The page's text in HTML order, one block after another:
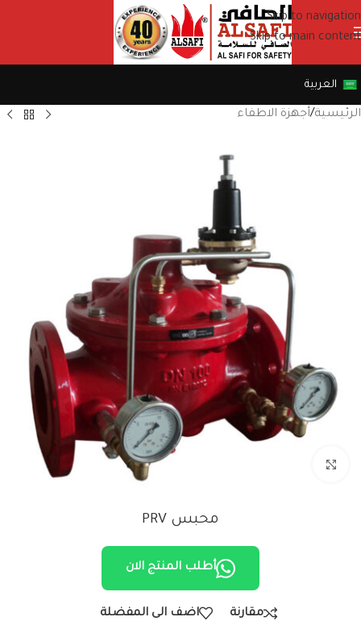
Skip to navigation
Skip to main content
العربية
الرئيسية/أجهزة الاطفاء
محبس PRV
أطلب المنتج الان
مقارنة اضف الى المفضلة